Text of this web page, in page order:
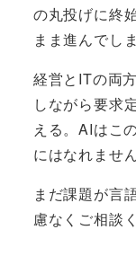
の丸投げに終
まま進んでし
経営とITの両
しながら要求
える。AIはこ
にはなれません
まだ課題が言
慮なくご相談